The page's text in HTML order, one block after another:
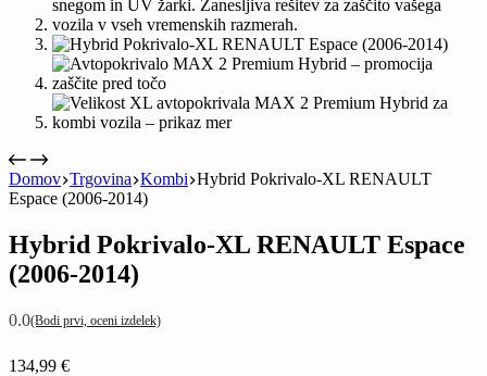
Domov Trgovina Kombi Hybrid Pokrivalo-XL RENAULT
Espace (2006-2014)
Hybrid Pokrivalo-XL RENAULT Espace
(2006-2014)
0.0(Bodi prvi, oceni izdelek)
134,99 €